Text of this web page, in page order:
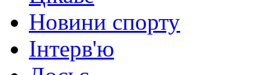
Новини спорту
Інтерв'ю